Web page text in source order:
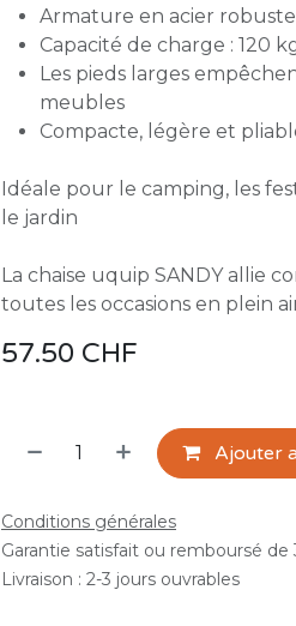
Armature en acier
Capacité de charge : 120
Les pieds larges
meubles
Compacte, légère et
Idéale pour le camping, les
le jardin
La chaise uquip SANDY allie
toutes les occasions en plein
57.50 CHF
Ajouter
Conditions générales
Garantie satisfait ou remboursé de
Livraison : 2-3 jours ouvrables